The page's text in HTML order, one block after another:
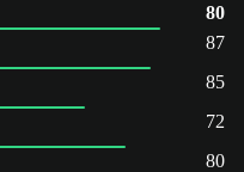
80
87
85
72
80